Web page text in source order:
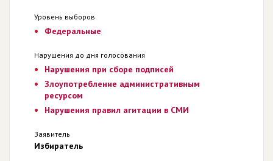
Уровень выборов
Федеральные
Нарушения до дня голосования
Нарушения при сборе подписей
Злоупотребление административным
ресурсом
Нарушения правил агитации в СМИ
Заявитель
Избиратель